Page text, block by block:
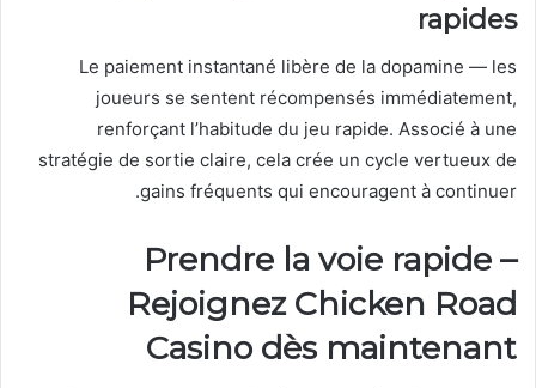
rapides
Le paiement instantané libère de la dopamine — les
joueurs se sentent récompensés immédiatement,
renforçant l’habitude du jeu rapide. Associé à une
stratégie de sortie claire, cela crée un cycle vertueux de
gains fréquents qui encouragent à continuer.
Prendre la voie rapide –
Rejoignez Chicken Road
Casino dès maintenant